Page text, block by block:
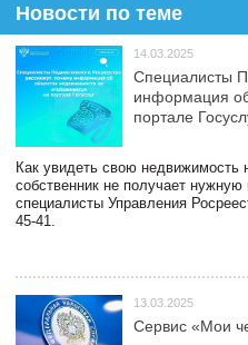
Новости по теме
14.03.2025
Специалисты
информация
портале
Как увидеть свою недвижимость
собственник не получает
специалисты Управления
45-41.
13.03.2025
Сервис «Мои